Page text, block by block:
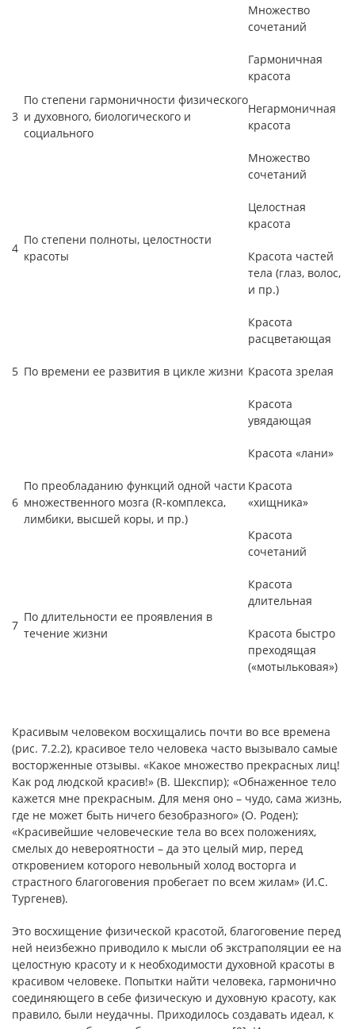
Множество
сочетаний
3
По степени гармоничности физического
и духовного, биологического и
социального
Гармоничная
красота
Негармоничная
красота
Множество
сочетаний
4
По степени полноты, целостности
красоты
Целостная
красота
Красота частей
тела (глаз, волос,
и пр.)
5 По времени ее развития в цикле жизни
Красота
расцветающая
Красота зрелая
Красота
увядающая
6
По преобладанию функций одной части
множественного мозга (R-комплекса,
лимбики, высшей коры, и пр.)
Красота «лани»
Красота
«хищника»
Красота
сочетаний
7
По длительности ее проявления в
течение жизни
Красота
длительная
Красота быстро
преходящая
(«мотыльковая»)
Красивым человеком восхищались почти во все времена
(рис. 7.2.2), красивое тело человека часто вызывало самые
восторженные отзывы. «Какое множество прекрасных лиц!
Как род людской красив!» (В. Шекспир); «Обнаженное тело
кажется мне прекрасным. Для меня оно – чудо, сама жизнь,
где не может быть ничего безобразного» (О. Роден);
«Красивейшие человеческие тела во всех положениях,
смелых до невероятности – да это целый мир, перед
откровением которого невольный холод восторга и
страстного благоговения пробегает по всем жилам» (И.С.
Тургенев).
Это восхищение физической красотой, благоговение перед
ней неизбежно приводило к мысли об экстраполяции ее на
целостную красоту и к необходимости духовной красоты в
красивом человеке. Попытки найти человека, гармонично
соединяющего в себе физическую и духовную красоту, как
правило, были неудачны. Приходилось создавать идеал, к